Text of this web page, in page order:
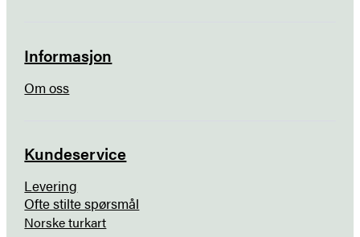
Informasjon
Om oss
Kundeservice
Levering
Ofte stilte spørsmål
Norske turkart